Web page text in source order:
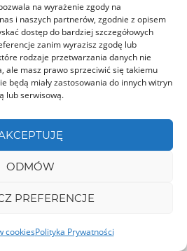
na wyrażenie zgody na
i naszych partnerów, zgodnie z opisem
dostęp do bardziej szczegółowych
zanim wyrazisz zgodę lub
rodzaje przetwarzania danych nie
ale masz prawo sprzeciwić się takiemu
będą miały zastosowania do innych witryn
lub serwisową.
ODMÓW
PREFERENCJE
cookiesPolityka Prywatności
Scocului
jest u podnóża Gór
do niego piękną szosą 66A,